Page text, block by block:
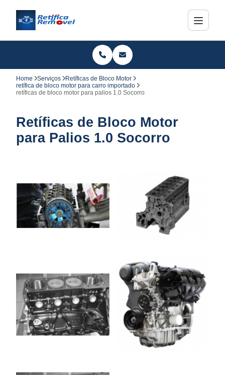
Home Serviços
Retíficas de Bloco Motor
retífica de bloco motor para carro importado
retíficas de bloco motor para palios 1.0 Socorro
Retíficas de Bloco Motor
para Palios 1.0 Socorro